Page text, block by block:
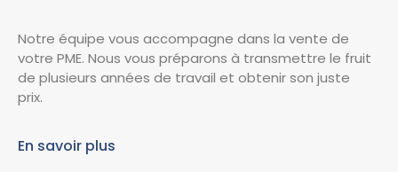
Notre équipe vous accompagne dans la vente de
votre PME. Nous vous préparons à transmettre le fruit
de plusieurs années de travail et obtenir son juste
prix.
En savoir plus